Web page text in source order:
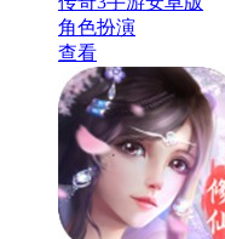
角色扮演
查看